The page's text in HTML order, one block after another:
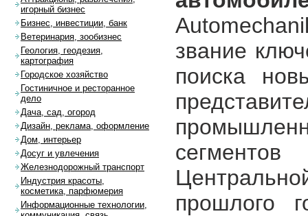
звание
поиска
прошлого
игорный бизнес
Бизнес, инвестиции, банк
Ветеринария, зообизнес
Геология, геодезия,
картография
Городское хозяйство
Гостиничное и ресторанное
дело
Дача, сад, огород
Дизайн, реклама, оформление
Дом, интерьер
Досуг и увлечения
Железнодорожный транспорт
Индустрия красоты,
косметика, парфюмерия
Информационные технологии,